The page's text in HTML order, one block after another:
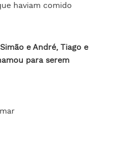
haviam comido
e André, Tiago e
para serem